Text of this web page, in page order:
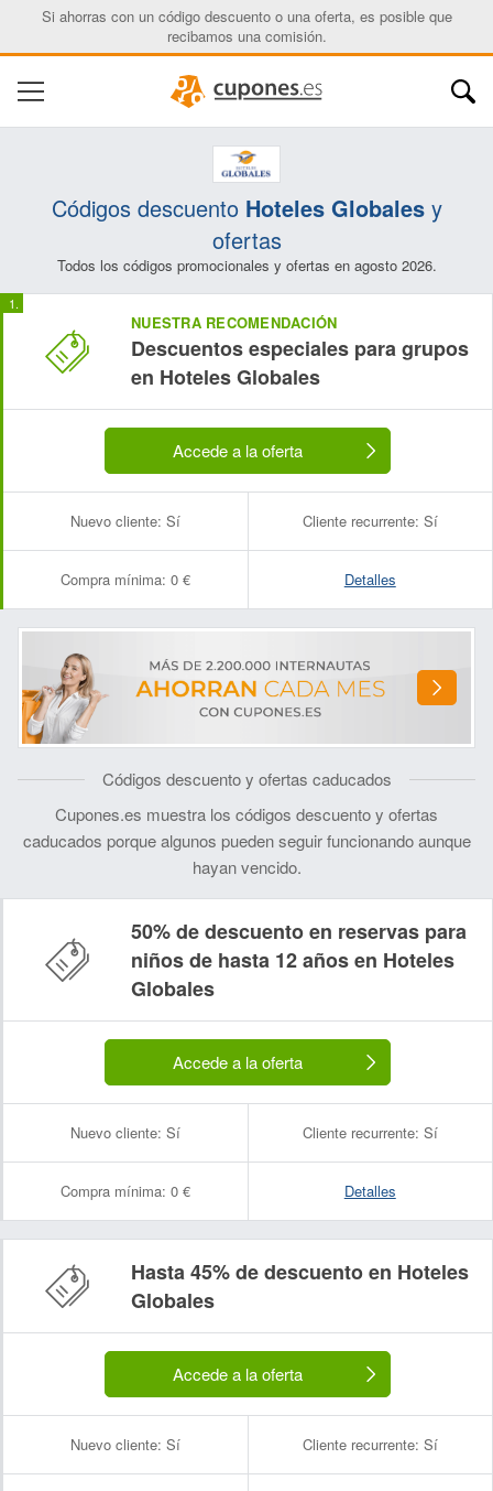
Si ahorras con un código descuento o una oferta, es posible que
recibamos una comisión.
Códigos descuento Hoteles Globalesy
ofertas
Todos los códigos promocionales y ofertas en agosto 2026.
NUESTRA RECOMENDACIÓN
Descuentos especiales para grupos
en Hoteles Globales
Accede a la oferta
Nuevo cliente: Sí Cliente recurrente: Sí
Compra mínima: 0 € Detalles
Códigos descuento y ofertas caducados
Cupones.es muestra los códigos descuento y ofertas
caducados porque algunos pueden seguir funcionando aunque
hayan vencido.
50% de descuento en reservas para
niños de hasta 12 años en Hoteles
Globales
Accede a la oferta
Nuevo cliente: Sí Cliente recurrente: Sí
Compra mínima: 0 € Detalles
Hasta 45% de descuento en Hoteles
Globales
Accede a la oferta
Nuevo cliente: Sí Cliente recurrente: Sí
Nombre:
Correo electrónico: